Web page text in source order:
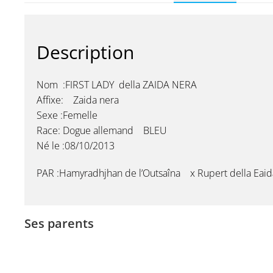
Description
Nom :FIRST LADY della ZAIDA NERA
Affixe: Zaida nera
Sexe :Femelle
Race: Dogue allemand BLEU
Né le :08/10/2013
PAR :Hamyradhjhan de l’Outsaîna x Rupert della
Ses parents